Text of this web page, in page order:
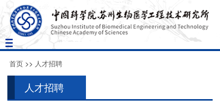
Toggle
navigation
首页 >> 人才招聘
人才招聘